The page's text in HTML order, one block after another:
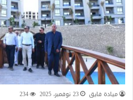
ميادة فايق 23 نوفمبر، 2025 234